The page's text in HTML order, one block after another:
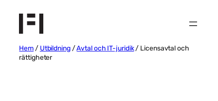
innehåll
Hem/ Utbildning/Avtal och IT-juridik/ Licensavtal och
rättigheter